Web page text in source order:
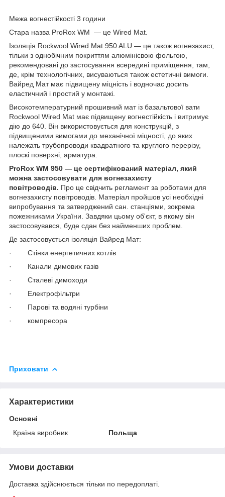
Межа вогнестійкості 3 години
Стара назва ProRox WM — це Wired Mat.
Ізоляція Rockwool Wired Mat 950 ALU — це також вогнезахист,
тільки з однобічним покриттям алюмінієвою фольгою,
рекомендовані до застосування всередині приміщення, там,
де, крім технологічних, висуваються також естетичні вимоги.
Вайред Мат має підвищену міцність і водночас досить
еластичний і простий у монтажі.
Високотемпературний прошивний мат із базальтової вати
Rockwool Wired Mat має підвищену вогнестійкість і витримує
дію до 640. Він використовується для конструкцій, з
підвищеними вимогами до механічної міцності, до яких
належать трубопроводи квадратного та круглого перерізу,
плоскі поверхні, арматура.
ProRox WM 950 — це сертифікований матеріал, який
можна застосовувати для вогнезахисту
повітроводів. Про це свідчить регламент за роботами для
вогнезахисту повітроводів. Матеріал пройшов усі необхідні
випробування та затверджений сан. станціями, зокрема
пожежниками України. Завдяки цьому об'єкт, в якому він
застосовувався, буде сдан без найменших проблем.
Де застосовується ізоляція Вайред Мат:
· Стінки енергетичних котлів
· Канали димових газів
· Сталеві димоходи
· Електрофільтри
· Парові та водяні турбіни
· компресора
Приховати
Характеристики
Основні
Країна виробник
Польща
Умови доставки
Доставка здійснюється тільки по передоплаті.